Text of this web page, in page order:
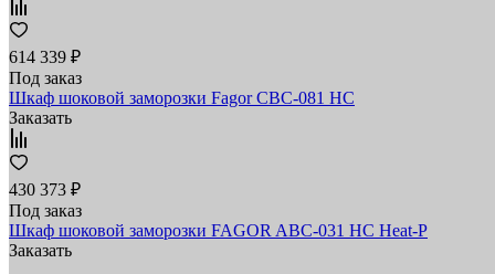
614 339 ₽
Под заказ
Шкаф шоковой заморозки Fagor CBC-081 HC
Заказать
430 373 ₽
Под заказ
Шкаф шоковой заморозки FAGOR ABC-031 HC Heat-P
Заказать